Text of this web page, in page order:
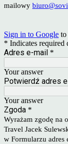
mailowy
Sign in to Google to
* Indicates required
Adres e-mail *
Your answer
Potwierdź adres
Your answer
Zgoda *
Wyrażam zgodę na
Travel Jacek
w Formularzu